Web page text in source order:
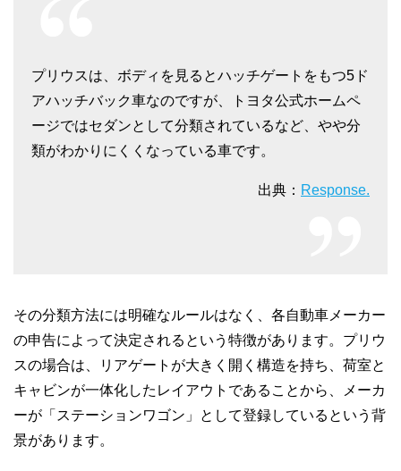
プリウスは、ボディを見るとハッチゲートをもつ5ド
アハッチバック車なのですが、トヨタ公式ホームペ
ージではセダンとして分類されているなど、やや分
類がわかりにくくなっている車です。
出典： Response.
その分類方法には明確なルールはなく、各自動車メーカー
の申告によって決定されるという特徴があります。プリウ
スの場合は、リアゲートが大きく開く構造を持ち、荷室と
キャビンが一体化したレイアウトであることから、メーカ
ーが「ステーションワゴン」として登録しているという背
景があります。